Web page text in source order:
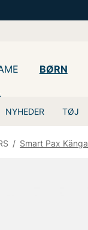
BØRN
NYHEDER TØJ
/ Smart Pax Känga